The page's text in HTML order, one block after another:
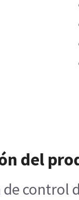
del
control